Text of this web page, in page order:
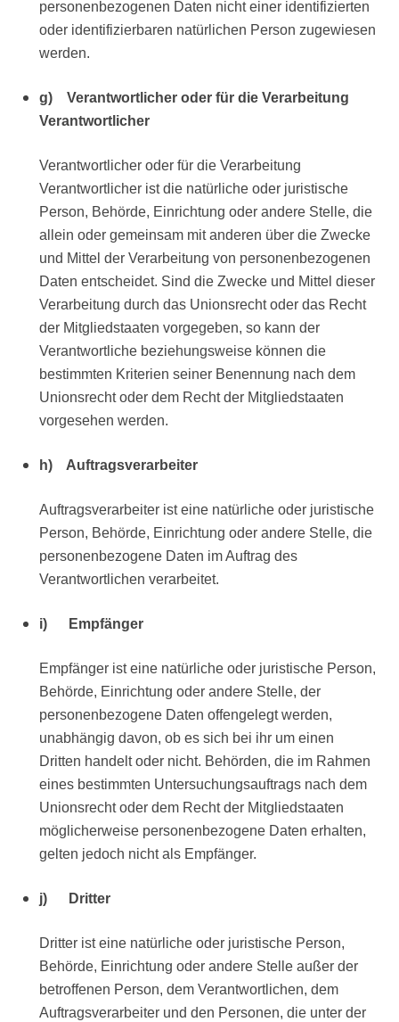
personenbezogenen Daten nicht einer identifizierten
oder identifizierbaren natürlichen Person zugewiesen
werden.
g) Verantwortlicher oder für die Verarbeitung
Verantwortlicher
Verantwortlicher oder für die Verarbeitung
Verantwortlicher ist die natürliche oder juristische
Person, Behörde, Einrichtung oder andere Stelle, die
allein oder gemeinsam mit anderen über die Zwecke
und Mittel der Verarbeitung von personenbezogenen
Daten entscheidet. Sind die Zwecke und Mittel dieser
Verarbeitung durch das Unionsrecht oder das Recht
der Mitgliedstaaten vorgegeben, so kann der
Verantwortliche beziehungsweise können die
bestimmten Kriterien seiner Benennung nach dem
Unionsrecht oder dem Recht der Mitgliedstaaten
vorgesehen werden.
h) Auftragsverarbeiter
Auftragsverarbeiter ist eine natürliche oder juristische
Person, Behörde, Einrichtung oder andere Stelle, die
personenbezogene Daten im Auftrag des
Verantwortlichen verarbeitet.
i) Empfänger
Empfänger ist eine natürliche oder juristische Person,
Behörde, Einrichtung oder andere Stelle, der
personenbezogene Daten offengelegt werden,
unabhängig davon, ob es sich bei ihr um einen
Dritten handelt oder nicht. Behörden, die im Rahmen
eines bestimmten Untersuchungsauftrags nach dem
Unionsrecht oder dem Recht der Mitgliedstaaten
möglicherweise personenbezogene Daten erhalten,
gelten jedoch nicht als Empfänger.
j) Dritter
Dritter ist eine natürliche oder juristische Person,
Behörde, Einrichtung oder andere Stelle außer der
betroffenen Person, dem Verantwortlichen, dem
Auftragsverarbeiter und den Personen, die unter der